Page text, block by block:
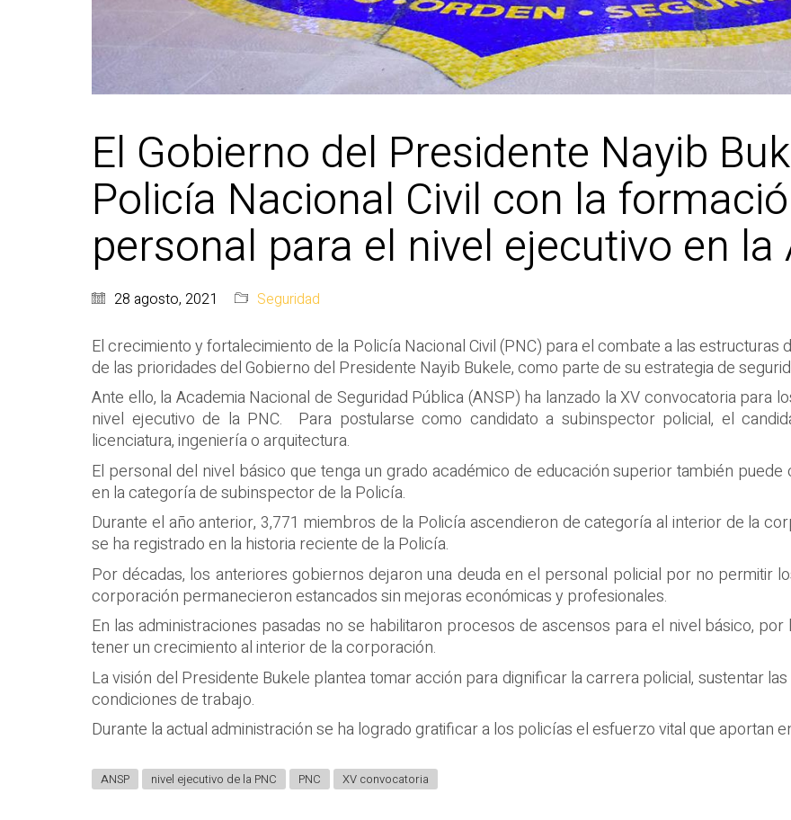
El Gobierno del Presidente Nayib
Policía Nacional Civil con la
personal para el nivel ejecutivo en la
28 agosto, 2021 Seguridad
El crecimiento y fortalecimiento de la Policía Nacional Civil (PNC) para el combate a las
de las prioridades del Gobierno del Presidente Nayib Bukele, como parte de su estrategia de
Ante ello, la Academia Nacional de Seguridad Pública (ANSP) ha lanzado la XV convocatoria para
nivel ejecutivo de la PNC. Para postularse como candidato a subinspector policial, el
licenciatura, ingeniería o arquitectura.
El personal del nivel básico que tenga un grado académico de educación superior también
en la categoría de subinspector de la Policía.
Durante el año anterior, 3,771 miembros de la Policía ascendieron de categoría al interior de la
se ha registrado en la historia reciente de la Policía.
Por décadas, los anteriores gobiernos dejaron una deuda en el personal policial por no permitir
corporación permanecieron estancados sin mejoras económicas y profesionales.
En las administraciones pasadas no se habilitaron procesos de ascensos para el nivel básico,
tener un crecimiento al interior de la corporación.
La visión del Presidente Bukele plantea tomar acción para dignificar la carrera policial, sustentar
condiciones de trabajo.
Durante la actual administración se ha logrado gratificar a los policías el esfuerzo vital que aportan
ANSP nivel ejecutivo de la PNC PNC XV convocatoria